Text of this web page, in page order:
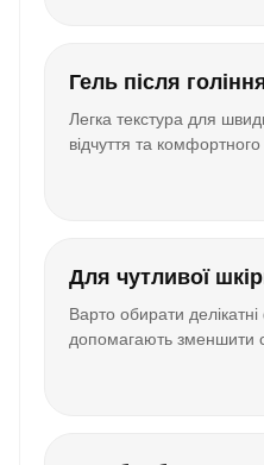
Гель після
Легка текстура для
відчуття та комфортного
Для чутливої
Варто обирати
допомагають зменшити